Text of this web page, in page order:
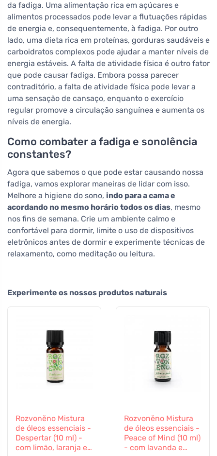
da fadiga. Uma alimentação rica em açúcares e
alimentos processados pode levar a flutuações rápidas
de energia e, consequentemente, à fadiga. Por outro
lado, uma dieta rica em proteínas, gorduras saudáveis e
carboidratos complexos pode ajudar a manter níveis de
energia estáveis. A falta de atividade física é outro fator
que pode causar fadiga. Embora possa parecer
contraditório, a falta de atividade física pode levar a
uma sensação de cansaço, enquanto o exercício
regular promove a circulação sanguínea e aumenta os
níveis de energia.
Como combater a fadiga e sonolência
constantes?
Agora que sabemos o que pode estar causando nossa
fadiga, vamos explorar maneiras de lidar com isso.
Melhore a higiene do sono, indo para a cama e
acordando no mesmo horário todos os dias, mesmo
nos fins de semana. Crie um ambiente calmo e
confortável para dormir, limite o uso de dispositivos
eletrônicos antes de dormir e experimente técnicas de
relaxamento, como meditação ou leitura.
Experimente os nossos produtos naturais
Rozvoněno Mistura
de óleos essenciais -
Despertar (10 ml) -
com limão, laranja e
Rozvoněno Mistura
de óleos essenciais -
Peace of Mind (10 ml)
- com lavanda e